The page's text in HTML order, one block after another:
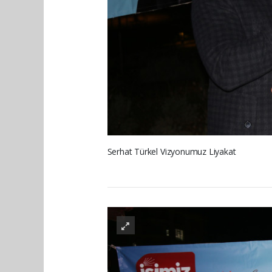
Serhat Türkel Vizyonumuz Liyakat